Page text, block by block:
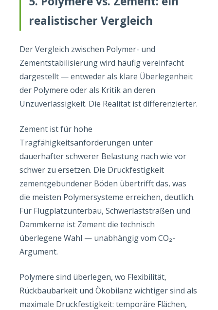
realistischer Vergleich
Der Vergleich zwischen Polymer- und
Zementstabilisierung wird häufig vereinfacht
dargestellt — entweder als klare Überlegenheit
der Polymere oder als Kritik an deren
Unzuverlässigkeit. Die Realität ist differenzierter.
Zement ist für hohe
Tragfähigkeitsanforderungen unter
dauerhafter schwerer Belastung nach wie vor
schwer zu ersetzen. Die Druckfestigkeit
zementgebundener Böden übertrifft das, was
die meisten Polymersysteme erreichen, deutlich.
Für Flugplatzunterbau, Schwerlaststraßen und
Dammkerne ist Zement die technisch
überlegene Wahl — unabhängig vom CO₂-
Argument.
Polymere sind überlegen, wo Flexibilität,
Rückbaubarkeit und Ökobilanz wichtiger sind als
maximale Druckfestigkeit: temporäre Flächen,